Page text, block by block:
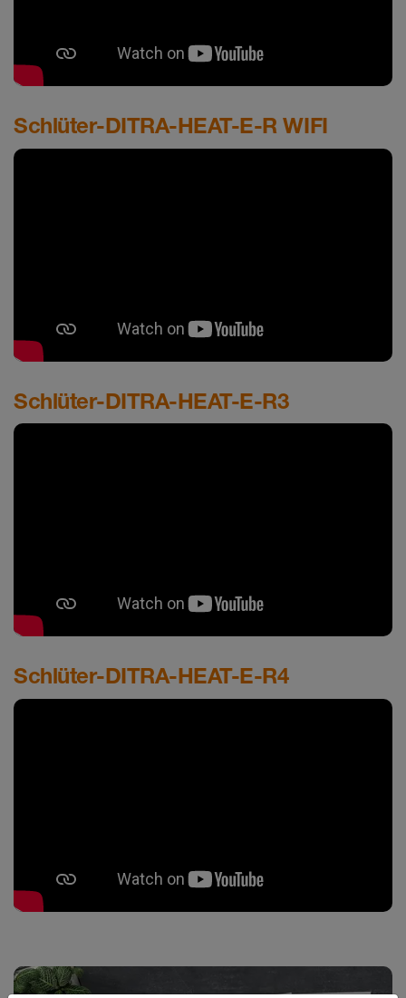
Schlüter-DITRA-HEAT-E-R WIFI
Schlüter-DITRA-HEAT-E-R3
Schlüter-DITRA-HEAT-E-R4